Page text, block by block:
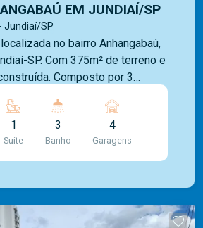
EM JUNDIAÍ/SP
Jundiaí/SP
no bairro Anhangabaú,
de terreno e
Composto por 3
embutidos sendo 1
banheiro social, copa cozinha,
quarto de despejo e quintal.
1
Suite
3
Banho
4
Garagens